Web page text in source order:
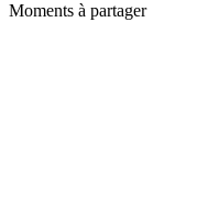
Moments à partager